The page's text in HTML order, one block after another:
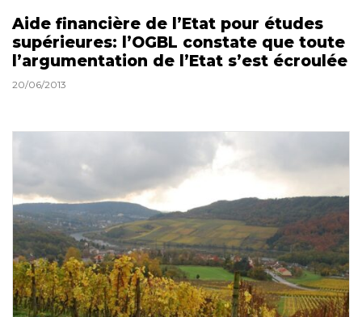
Aide financière de l’Etat pour études
supérieures: l’OGBL constate que toute
l’argumentation de l’Etat s’est écroulée
20/06/2013